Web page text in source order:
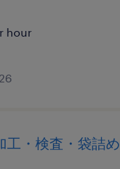
hour
工・検査・袋詰め